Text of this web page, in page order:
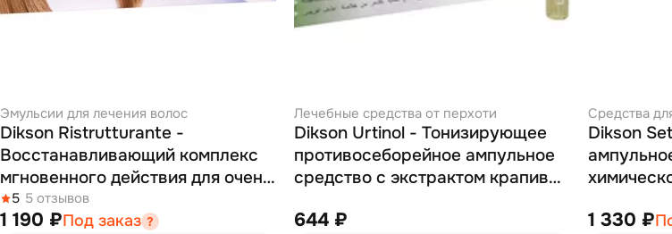
Эмульсии для лечения волос
Dikson Ristrutturante -
Восстанавливающий комплекс
мгновенного действия для очень
сухих и поврежденных волос
12*12 мл
5 5 отзывов
1 190 ₽Под заказ
Лечебные средства от перхоти
Dikson Urtinol - Тонизирующее
противосеборейное ампульное
средство с экстрактом крапивы
мл
644 ₽
Средства
Dikson
1 330 ₽